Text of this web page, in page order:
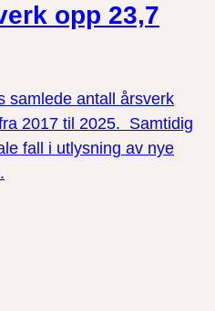
opp 23,7
samlede antall årsverk
2017 til 2025. Samtidig
fall i utlysning av nye